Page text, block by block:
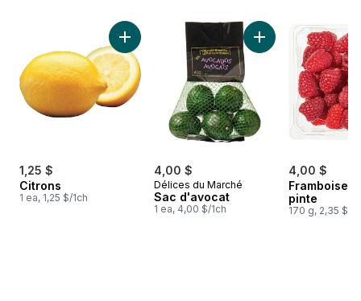
sauter Meilleures ventes
1,25 $
Citrons
1 ea, 1,25 $/1ch
Ajouter Citrons au panier
4,00 $
Délices du Marché
Sac d'avocat
1 ea, 4,00 $/1ch
Ajouter Sac
4,00 $
pinte
170 g, 2,35 $/